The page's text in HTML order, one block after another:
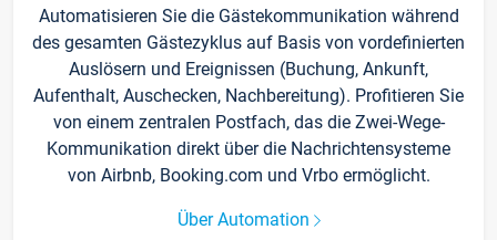
Automatisieren Sie die Gästekommunikation während
des gesamten Gästezyklus auf Basis von vordefinierten
Auslösern und Ereignissen (Buchung, Ankunft,
Aufenthalt, Auschecken, Nachbereitung). Profitieren Sie
von einem zentralen Postfach, das die Zwei-Wege-
Kommunikation direkt über die Nachrichtensysteme
von Airbnb, Booking.com und Vrbo ermöglicht.
Über Automation